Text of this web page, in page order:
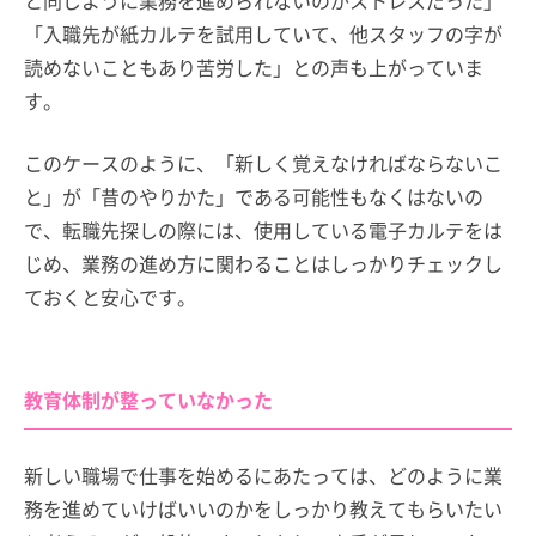
「入職先が紙カルテを試用していて、他スタッフの字が
読めないこともあり苦労した」との声も上がっていま
す。
このケースのように、「新しく覚えなければならないこ
と」が「昔のやりかた」である可能性もなくはないの
で、転職先探しの際には、使用している電子カルテをは
じめ、業務の進め方に関わることはしっかりチェックし
ておくと安心です。
教育体制が整っていなかった
新しい職場で仕事を始めるにあたっては、どのように業
務を進めていけばいいのかをしっかり教えてもらいたい